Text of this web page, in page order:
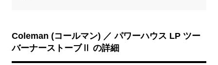
Coleman (コールマン) ／ パワーハウス LP ツー
バーナーストーブⅡ の詳細